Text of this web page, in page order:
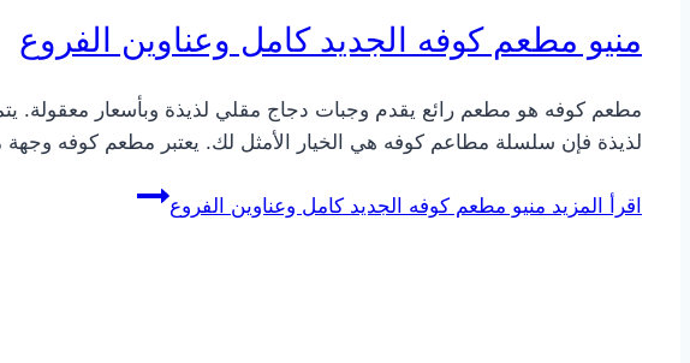
منيو مطعم كوفه الجديد كامل وعناوين الفروع
مطعم كوفه هو مطعم رائع يقدم وجبات دجاج مقلي لذيذة وبأسعار معقولة.
لذيذة فإن سلسلة مطاعم كوفه هي الخيار الأمثل لك. يعتبر مطعم كوفه
اقرأ المزيد منيو مطعم كوفه الجديد كامل وعناوين الفروع